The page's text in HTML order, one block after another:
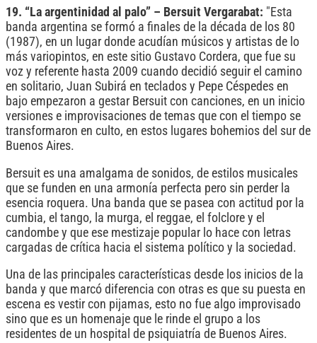
19. “La argentinidad al palo” – Bersuit Vergarabat: "Esta
banda argentina se formó a finales de la década de los 80
(1987), en un lugar donde acudían músicos y artistas de lo
más variopintos, en este sitio Gustavo Cordera, que fue su
voz y referente hasta 2009 cuando decidió seguir el camino
en solitario, Juan Subirá en teclados y Pepe Céspedes en
bajo empezaron a gestar Bersuit con canciones, en un inicio
versiones e improvisaciones de temas que con el tiempo se
transformaron en culto, en estos lugares bohemios del sur de
Buenos Aires.
Bersuit es una amalgama de sonidos, de estilos musicales
que se funden en una armonía perfecta pero sin perder la
esencia roquera. Una banda que se pasea con actitud por la
cumbia, el tango, la murga, el reggae, el folclore y el
candombe y que ese mestizaje popular lo hace con letras
cargadas de crítica hacia el sistema político y la sociedad.
Una de las principales características desde los inicios de la
banda y que marcó diferencia con otras es que su puesta en
escena es vestir con pijamas, esto no fue algo improvisado
sino que es un homenaje que le rinde el grupo a los
residentes de un hospital de psiquiatría de Buenos Aires.